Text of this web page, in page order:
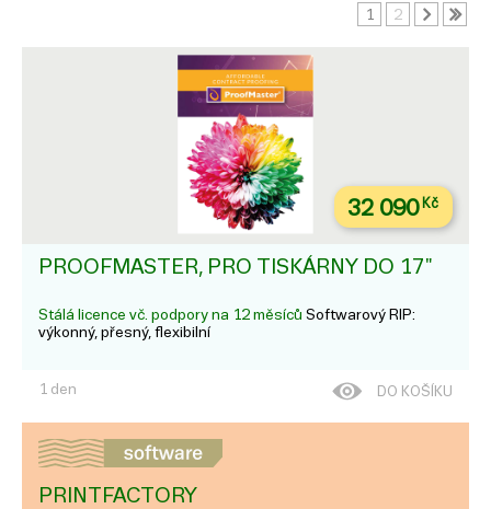
1
2
32 090Kč
PROOFMASTER, PRO TISKÁRNY DO 17"
Stálá licence vč. podpory na 12 měsíců Softwarový RIP:
výkonný, přesný, flexibilní
1 den DO KOŠÍKU
PRINTFACTORY